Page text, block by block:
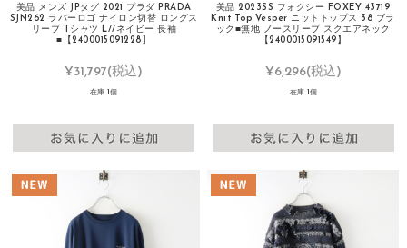
美品 メンズ JPタグ 2021 プラダ PRADA
SJN262 ラバーロゴ ナイロン切替 ロングス
リーブ Tシャツ L//ネイビー 長袖
■【2400015091228】
¥31,797(税込)
在庫 1個
美品 2023SS フォクシー FOXEY 43719
Knit Top Vesper ニットトップス 38 ブラ
ック■無地 ノースリーブ スクエアネック
【2400015091549】
¥6,296(税込)
在庫 1個